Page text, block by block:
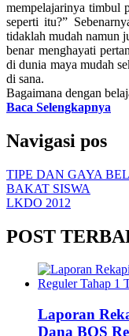
mempelajarinya timbul
seperti itu?”
tidaklah mudah namun
benar menghayati
di dunia maya mudah
di sana.
Bagaimana dengan
Baca Selengkapnya
Navigasi pos
TIPE DAN GAYA
BAKAT SISWA
LKDO 2012
POST
Laporan
Dana BOS